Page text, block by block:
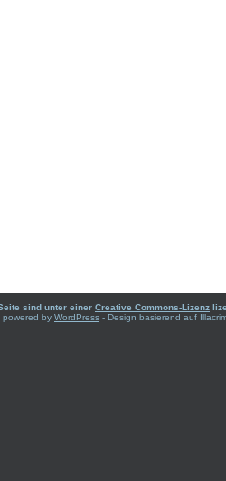
sind unter einer Creative Commons-Lizenz
powered by WordPress - Design basierend auf